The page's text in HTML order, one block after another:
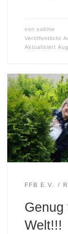
von sabine
Veröffentlicht
Aktualisiert
FFB E.V.
Welt!!!